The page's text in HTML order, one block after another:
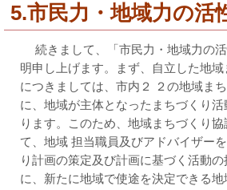
5.市民力・地域力の活
続きまして、「市民力・地域力の
明申し上げます。まず、自立した地
につきましては、市内２ ２の地域ま
に、地域が主体となったまちづくり
ります。このため、地域まちづくり
て、地域 担当職員及びアドバイザー
り計画の策定及び計画に基づく活動
に、新たに地域で使途を決定できる地